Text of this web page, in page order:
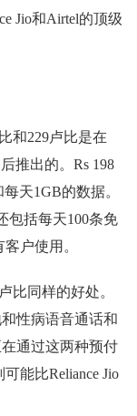
Jio和Airtel的顶级
和229卢比是在
推出的。Rs 198
天1GB的数据。
包括每天100条免
户使用。
比同样的好处。
性病语音通话和
通过这两种预付
能比Reliance Jio